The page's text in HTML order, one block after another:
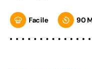
Facile 90